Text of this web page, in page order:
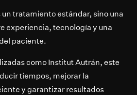
tratamiento estándar, sino una
experiencia, tecnología y una
paciente.
como Institut Autrán, este
tiempos, mejorar la
y garantizar resultados